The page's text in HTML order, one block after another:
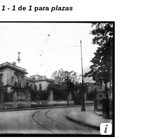
1 - 1 de 1 para plazas